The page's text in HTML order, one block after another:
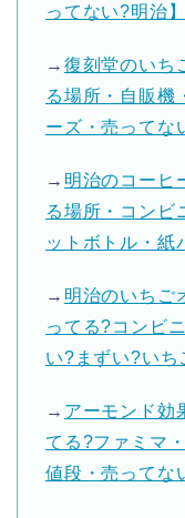
ってない?明治
→ 復刻堂のいち
る場所・自販機
ーズ・売ってな
→ 明治のコーヒ
る場所・コンビ
ットボトル・紙
→ 明治のいちご
ってる?コンビ
い?まずい?いち
→ アーモンド効
てる?ファミマ
値段・売ってな